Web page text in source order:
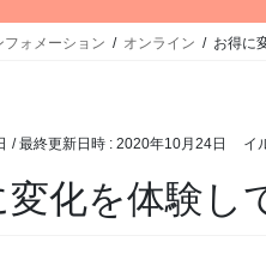
フォメーション オンライン お得に
/ 最終更新日時 : 2020年10月24日 イ
変化を体験し